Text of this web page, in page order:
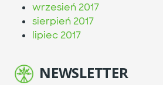
wrzesień 2017
sierpień 2017
lipiec 2017
NEWSLETTER